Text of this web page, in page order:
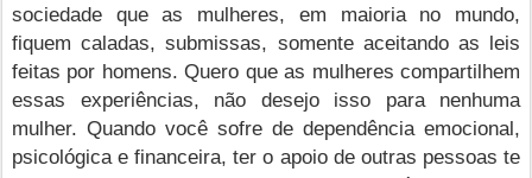
sociedade que as mulheres, em maioria no mundo,
fiquem caladas, submissas, somente aceitando as leis
feitas por homens. Quero que as mulheres compartilhem
essas experiências, não desejo isso para nenhuma
mulher. Quando você sofre de dependência emocional,
psicológica e financeira, ter o apoio de outras pessoas te